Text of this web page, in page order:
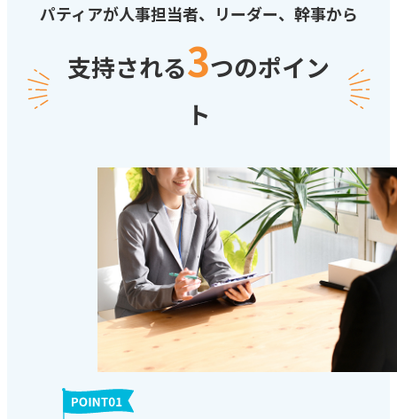
パティアが人事担当者、リーダー、幹事から
支持される3つのポイン
ト